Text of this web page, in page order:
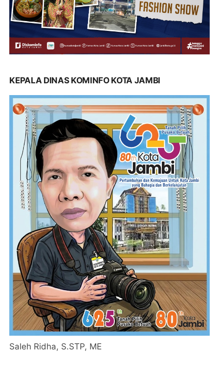
KEPALA DINAS KOMINFO KOTA JAMBI
Saleh Ridha, S.STP, ME